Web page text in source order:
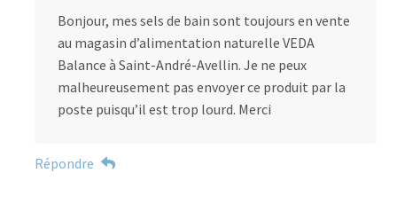
Bonjour, mes sels de bain sont toujours en vente
au magasin d’alimentation naturelle VEDA
Balance à Saint-André-Avellin. Je ne peux
malheureusement pas envoyer ce produit par la
poste puisqu’il est trop lourd. Merci
Répondre